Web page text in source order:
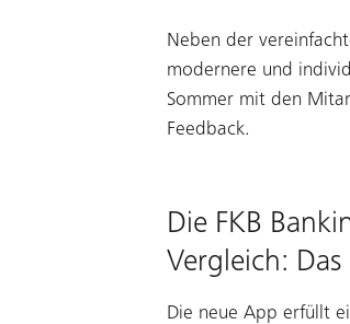
Neben der
modernere und
Sommer mit den
Feedback.
Die FKB
Vergleich:
Die neue App erfüllt